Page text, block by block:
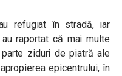
refugiat în stradă, iar
raportat că mai multe
ziduri de piatră ale
epicentrului, în